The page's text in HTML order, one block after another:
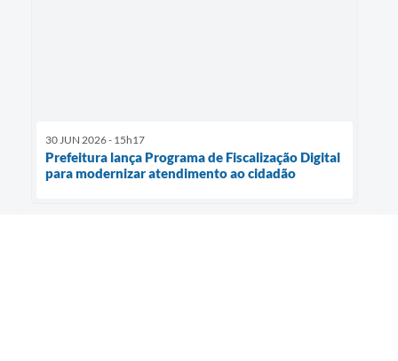
30 JUN 2026 - 15h17
Prefeitura lança Programa de Fiscalização Digital
para modernizar atendimento ao cidadão